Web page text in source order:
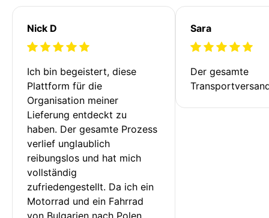
Nick D
Ich bin begeistert, diese
Plattform für die
Organisation meiner
Lieferung entdeckt zu
haben. Der gesamte Prozess
verlief unglaublich
reibungslos und hat mich
vollständig
zufriedengestellt. Da ich ein
Motorrad und ein Fahrrad
von Bulgarien nach Polen
Sara
Der gesamte